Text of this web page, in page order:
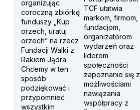
organizując
coroczną zbiórkę
funduszy „Kup
orzech, uratuj
orzech” na rzecz
Fundacji Walki z
Rakiem Jądra.
Chcemy w ten
sposób
podziękować i
przypomnieć
wszystkim
TCF ułatwia
markom, firmom,
fundacjom,
organizatorom
wydarzeń oraz
liderom
społeczności
zapoznanie się z
możliwościami
nawiązania
współpracy z